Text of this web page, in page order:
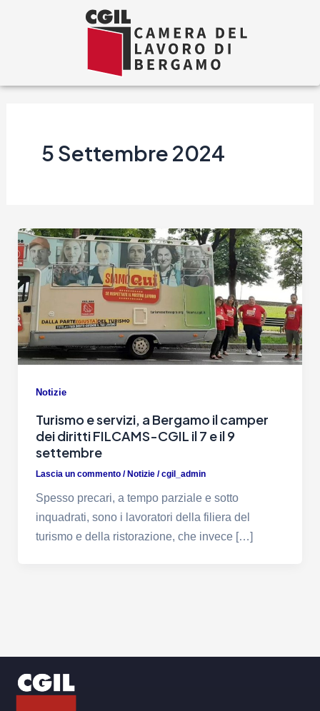
5 Settembre 2024
Notizie
Turismo e servizi, a Bergamo il camper
dei diritti FILCAMS-CGIL il 7 e il 9
settembre
Lascia un commento /Notizie/cgil_admin
Spesso precari, a tempo parziale e sotto
inquadrati, sono i lavoratori della filiera del
turismo e della ristorazione, che invece […]